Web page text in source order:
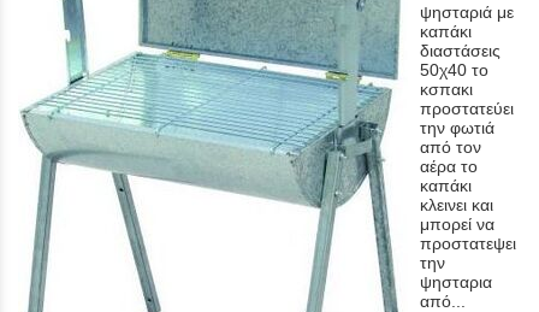
ψησταριά με
καπάκι
διαστάσεις
50χ40 το
κσπακι
προστατεύει
την φωτιά
από τον
αέρα το
καπάκι
κλεινει και
μπορεί να
προστατεψει
την
ψησταρια
από...